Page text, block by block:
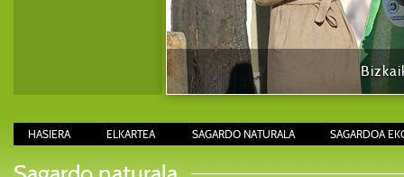
HASIERA ELKARTEA SAGARDO NATURALA SAGARDOA